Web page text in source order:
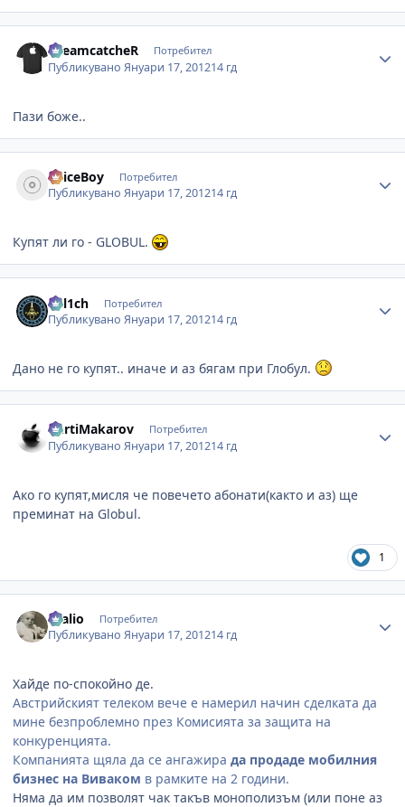
DreamcatcheR Потребител
ПубликуваноЯнуари 17, 201214 гд
Пази боже..
SpiceBoy Потребител
ПубликуваноЯнуари 17, 201214 гд
Купят ли го - GLOBUL.
kal1ch Потребител
ПубликуваноЯнуари 17, 201214 гд
Дано не го купят.. иначе и аз бягам при Глобул.
KurtiMakarov Потребител
ПубликуваноЯнуари 17, 201214 гд
Ако го купят,мисля че повечето абонати(както и аз) ще
преминат на Globul.
1
cvalio Потребител
ПубликуваноЯнуари 17, 201214 гд
Хайде по-спокойно де.
Австрийският телеком вече е намерил начин сделката да
мине безпроблемно през Комисията за защита на
конкуренцията.
Компанията щяла да се ангажира да продаде мобилния
бизнес на Виваком в рамките на 2 години.
Няма да им позволят чак такъв монополизъм (или поне аз